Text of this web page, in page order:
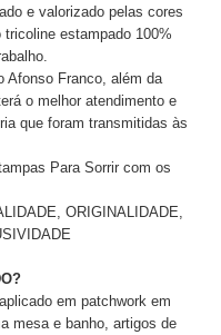
e valorizado pelas cores
estampado 100%
Afonso Franco, além da
o melhor atendimento e
que foram transmitidas às
Para Sorrir com os
ORIGINALIDADE,
em patchwork em
mesa e banho, artigos de